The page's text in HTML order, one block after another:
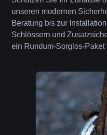
unseren modernen
Beratung bis zur
Schlössern und
ein Rundum-Sorglos-Paket